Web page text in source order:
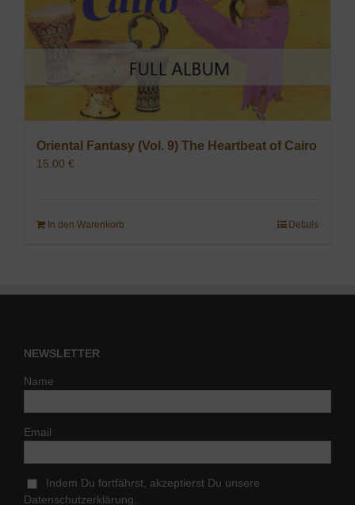
Oriental Fantasy (Vol. 9) The Heartbeat of Cairo
15,00 €
In den Warenkorb Details
NEWSLETTER
Name
Email
Indem Du fortfährst, akzeptierst Du unsere
Datenschutzerklärung.